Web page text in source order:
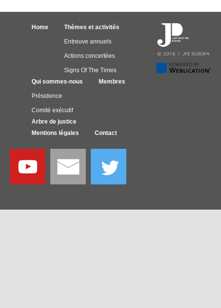
Home Thèmes et activités
Entreuve annuels
Actions concertées
Signs Of The Times
Qui sommes-nous
Présidence
Comité exécutif
Membres
Arbre de justice
Mentions légales
Contact